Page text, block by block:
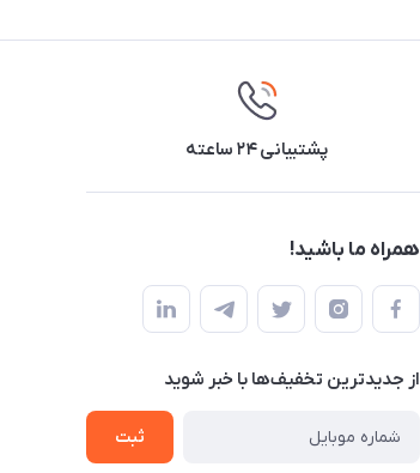
پشتیبانی ۲۴ ساعته
همراه ما باشید!
از جدید‌ترین تخفیف‌ها با‌ خبر شوید
ثبت